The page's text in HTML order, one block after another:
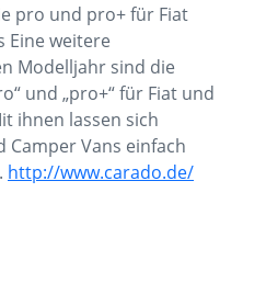
pro und pro+ für Fiat
Eine weitere
Modelljahr sind die
und „pro+“ für Fiat und
ihnen lassen sich
Camper Vans einfach
http://www.carado.de/